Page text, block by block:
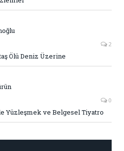
2
Ölü Deniz Üzerine
0
Yüzleşmek ve Belgesel Tiyatro